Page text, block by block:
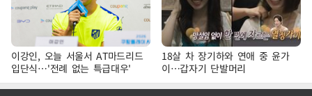
이강인, 오늘 서울서 AT마드리드
입단식…'전례 없는 특급대우'
18살 차 장기하와 연애 중 윤가
이…갑자기 단발머리